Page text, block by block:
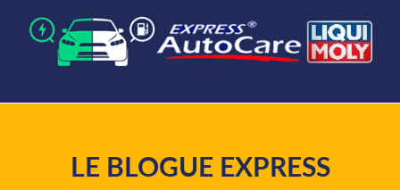
LE BLOGUE EXPRESS